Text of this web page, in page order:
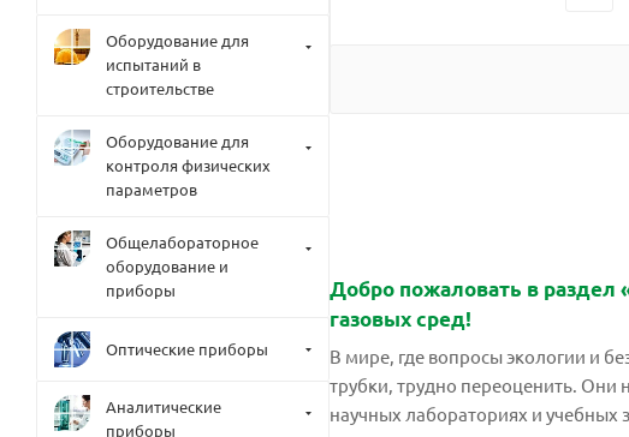
Добро пожаловать в раздел
газовых сред!
В мире, где вопросы экологии и
трубки, трудно переоценить. Они
научных лабораториях и учебных
Оборудование для
испытаний в
строительстве
Оборудование для
контроля физических
параметров
Общелабораторное
оборудование и
приборы
Оптические приборы
Аналитические
приборы